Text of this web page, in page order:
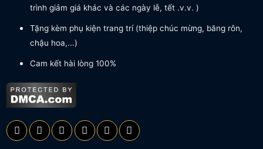
trình giảm giá khác và các ngày lễ, tết .v.v. )
Tặng kèm phụ kiện trang trí (thiệp chúc mừng, băng rôn,
chậu hoa,...)
Cam kết hài lòng 100%